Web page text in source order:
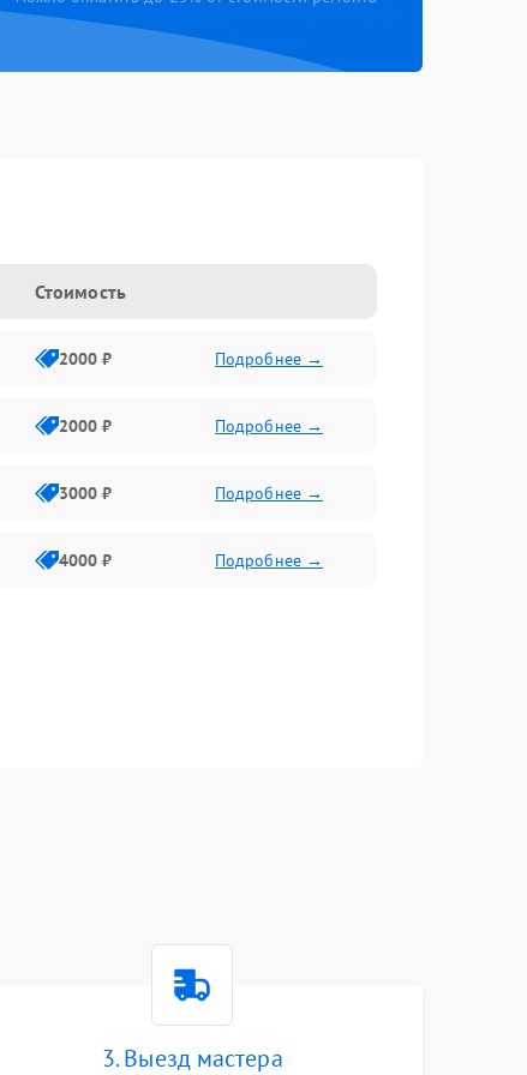
Стоимость
2000 ₽ Подробнее →
2000 ₽ Подробнее →
3000 ₽ Подробнее →
4000 ₽ Подробнее →
3. Выезд мастера